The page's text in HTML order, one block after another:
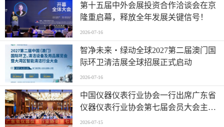
第十五届中外会展投资合作洽谈会在京
隆重启幕，释放全年发展关键信号！
2026-07-16
智净未来・绿动全球2027第二届澳门国
际环卫清洁展全球招展正式启动
2026-07-16
中国仪器仪表行业协会一行出席广东省
仪器仪表行业协会第七届会员大会主题
活动并进行走访交流
2026-07-15